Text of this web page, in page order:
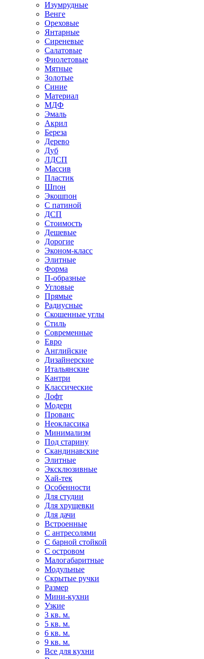
Изумрудные
Венге
Ореховые
Янтарные
Сиреневые
Салатовые
Фиолетовые
Мятные
Золотые
Синие
Материал
МДФ
Эмаль
Акрил
Береза
Дерево
Дуб
ЛДСП
Массив
Пластик
Шпон
Экошпон
С патиной
ДСП
Стоимость
Дешевые
Дорогие
Эконом-класс
Элитные
Форма
П-образные
Угловые
Прямые
Радиусные
Скошенные углы
Стиль
Современные
Евро
Английские
Дизайнерские
Итальянские
Кантри
Классические
Лофт
Модерн
Прованс
Неоклассика
Минимализм
Под старину
Скандинавские
Элитные
Эксклюзивные
Хай-тек
Особенности
Для студии
Для хрущевки
Для дачи
Встроенные
С антресолями
С барной стойкой
С островом
Малогабаритные
Модульные
Скрытые ручки
Размер
Мини-кухни
Узкие
3 кв. м.
5 кв. м.
6 кв. м.
9 кв. м.
Все для кухни